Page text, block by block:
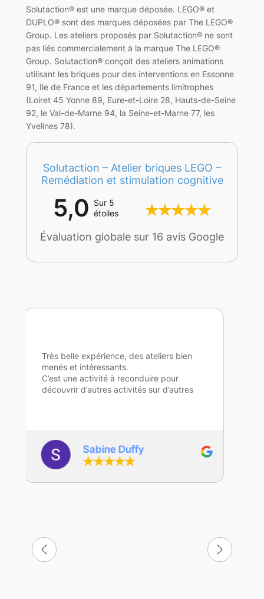
Solutaction® est une marque déposée. LEGO® et
DUPLO® sont des marques déposées par The LEGO®
Group. Les ateliers proposés par Solutaction® ne sont
pas liés commercialement à la marque The LEGO®
Group. Solutaction® conçoit des ateliers animations
utilisant les briques pour des interventions en Essonne
91, Ile de France et les départements limitrophes
(Loiret 45 Yonne 89, Eure-et-Loire 28, Hauts-de-Seine
92, le Val-de-Marne 94, la Seine-et-Marne 77, les
Yvelines 78).
Solutaction – Atelier briques LEGO –
Remédiation et stimulation cognitive
5,0 Sur 5
étoiles
Évaluation globale sur 16 avis Google
gaelle Depoers